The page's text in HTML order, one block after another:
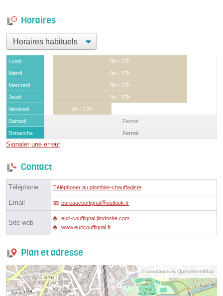
Horaires
Lundi
8h - 17h
Mardi
8h - 17h
Mercredi
8h - 17h
Jeudi
8h - 17h
Vendredi
8h - 12h
Samedi
Fermé
Dimanche
Fermé
Signaler une erreur
Contact
Téléphone Téléphoner au plombier-chauffagiste
Email bureaucouffignalⓐoutlook.fr
Site web
eurl-couffignal.jimdosite.com
www.eurlcouffignal.fr
Plan et adresse
© contributeurs OpenStreetMap